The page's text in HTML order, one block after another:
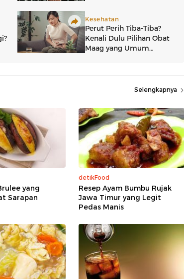
Selengkapnya
yang
Sarapan
detikFood
Resep Ayam Bumbu Rujak
Jawa Timur yang Legit
Pedas Manis